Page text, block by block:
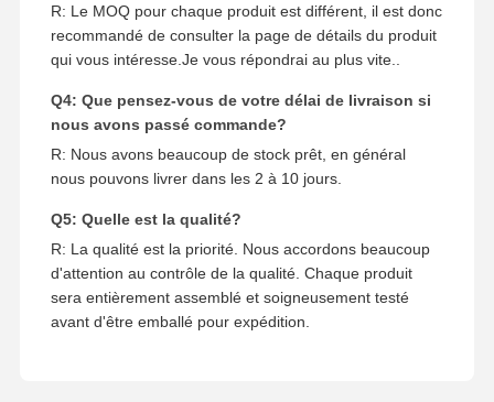
R: Le MOQ pour chaque produit est différent, il est donc
recommandé de consulter la page de détails du produit
qui vous intéresse.Je vous répondrai au plus vite..
Q4: Que pensez-vous de votre délai de livraison si
nous avons passé commande?
R: Nous avons beaucoup de stock prêt, en général
nous pouvons livrer dans les 2 à 10 jours.
Q5: Quelle est la qualité?
R: La qualité est la priorité. Nous accordons beaucoup
d'attention au contrôle de la qualité. Chaque produit
sera entièrement assemblé et soigneusement testé
avant d'être emballé pour expédition.